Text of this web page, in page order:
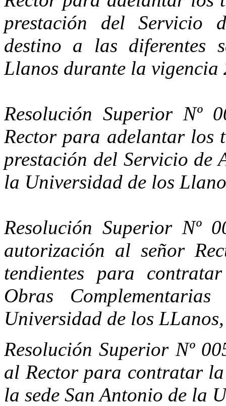
prestación del Servicio
destino a las diferentes
Llanos durante la vigencia
Resolución Superior
Rector para adelantar los
prestación del Servicio de
la Universidad de los
Resolución Superior Nº
autorización al señor
tendientes para
Obras
Universidad de los
Resolución Superior Nº
al Rector para contratar
la sede San Antonio de la